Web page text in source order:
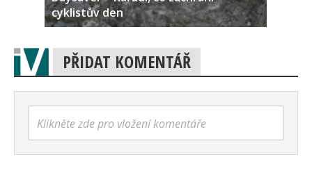
cyklistův den
PŘIDAT KOMENTÁŘ
Klikněte zde pro vložení komentáře